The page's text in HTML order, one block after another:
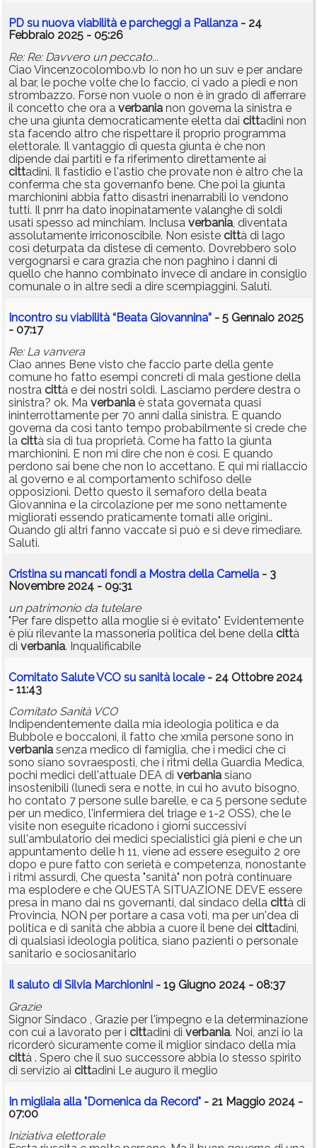
PD su nuova viabilità e parcheggi a Pallanza - 24
Febbraio 2025 - 05:26
Re: Re: Davvero un peccato...
Ciao Vincenzocolombo.vb Io non ho un suv e per andare
al bar, le poche volte che lo faccio, ci vado a piedi e non
strombazzo. Forse non vuole o non è in grado di afferrare
il concetto che ora a verbania non governa la sinistra e
che una giunta democraticamente eletta dai cittadini non
sta facendo altro che rispettare il proprio programma
elettorale. Il vantaggio di questa giunta è che non
dipende dai partiti e fa riferimento direttamente ai
cittadini. Il fastidio e l'astio che provate non è altro che la
conferma che sta governanfo bene. Che poi la giunta
marchionini abbia fatto disastri inenarrabili lo vendono
tutti. Il pnrr ha dato inopinatamente valanghe di soldi
usati spesso ad minchiam. Inclusa verbania, diventata
assolutamente irriconoscibile. Non esiste città di lago
così deturpata da distese di cemento. Dovrebbero solo
vergognarsi e cara grazia che non paghino i danni di
quello che hanno combinato invece di andare in consiglio
comunale o in altre sedi a dire scempiaggini. Saluti.
Incontro su viabilità “Beata Giovannina” - 5 Gennaio 2025
- 07:17
Re: La vanvera
Ciao annes Bene visto che faccio parte della gente
comune ho fatto esempi concreti di mala gestione della
nostra città e dei nostri soldi. Lasciamo perdere destra o
sinistra? ok. Ma verbania è stata governata quasi
ininterrottamente per 70 anni dalla sinistra. E quando
governa da così tanto tempo probabilmente si crede che
la città sia di tua proprietà. Come ha fatto la giunta
marchionini. E non mi dire che non è così. E quando
perdono sai bene che non lo accettano. E qui mi riallaccio
al governo e al comportamento schifoso delle
opposizioni. Detto questo il semaforo della beata
Giovannina e la circolazione per me sono nettamente
migliorati essendo praticamente tornati alle origini..
Quando gli altri fanno vaccate si può e si deve rimediare.
Saluti.
Cristina su mancati fondi a Mostra della Camelia - 3
Novembre 2024 - 09:31
un patrimonio da tutelare
"Per fare dispetto alla moglie si è evitato" Evidentemente
è più rilevante la massoneria politica del bene della città
di verbania. Inqualificabile
Comitato Salute VCO su sanità locale- 24 Ottobre 2024
- 11:43
Comitato Sanità VCO
Indipendentemente dalla mia ideologia politica e da
Bubbole e boccaloni, il fatto che xmila persone sono in
verbania senza medico di famiglia, che i medici che ci
sono siano sovraesposti, che i ritmi della Guardia Medica,
pochi medici dell'attuale DEA di verbania siano
insostenibili (lunedì sera e notte, in cui ho avuto bisogno,
ho contato 7 persone sulle barelle, e ca 5 persone sedute
per un medico, l'infermiera del triage e 1-2 OSS), che le
visite non eseguite ricadono i giorni successivi
sull'ambulatorio dei medici specialistici già pieni e che un
appuntamento delle h 11, viene ad essere eseguito 2 ore
dopo e pure fatto con serietà e competenza, nonostante
i ritmi assurdi, Che questa "sanità" non potrà continuare
ma esplodere e che QUESTA SITUAZIONE DEVE essere
presa in mano dai ns governanti, dal sindaco della città di
Provincia, NON per portare a casa voti, ma per un'dea di
politica e di sanità che abbia a cuore il bene dei cittadini,
di qualsiasi ideologia politica, siano pazienti o personale
sanitario e sociosanitario
Il saluto di Silvia Marchionini - 19 Giugno 2024 - 08:37
Grazie
Signor Sindaco , Grazie per l'impegno e la determinazione
con cui a lavorato per i cittadini di verbania. Noi, anzi io la
ricorderò sicuramente come il miglior sindaco della mia
città . Spero che il suo successore abbia lo stesso spirito
di servizio ai cittadini Le auguro il meglio
In migliaia alla "Domenica da Record" - 21 Maggio 2024 -
07:00
Iniziativa elettorale